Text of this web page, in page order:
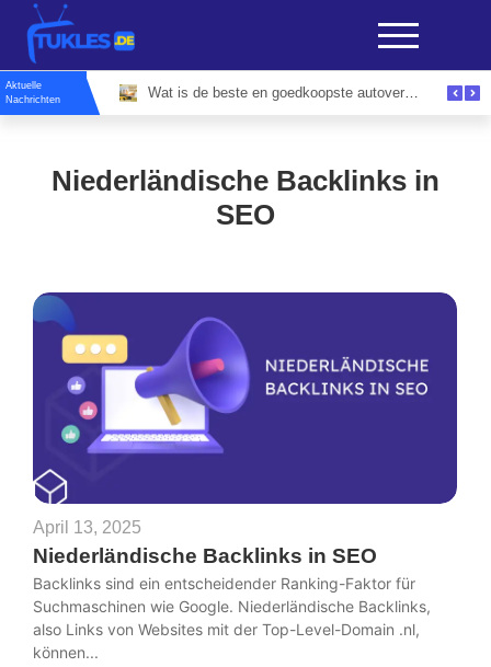
Aktuelle
Nachrichten
Wat is de beste en goedkoopste autoverzekering site voor slimme bestuurders?
Niederländische Backlinks in
SEO
April 13, 2025
Niederländische Backlinks in SEO
Backlinks sind ein entscheidender Ranking-Faktor für
Suchmaschinen wie Google. Niederländische Backlinks,
also Links von Websites mit der Top-Level-Domain .nl,
können...